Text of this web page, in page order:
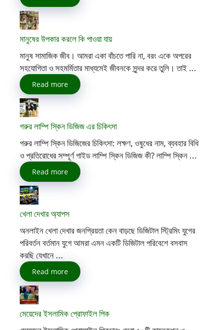
মানুষের উপকার করলে কি পাওয়া যায়
মানুষ সামাজিক জীব। আমরা একা বাঁচতে পারি না, বরং একে অপরের
সহযোগিতা ও সহমর্মিতার মাধ্যমেই জীবনকে সুন্দর করে তুলি। তাই ...
Read more
গরুর লাম্পি স্কিন ডিজিজ এর চিকিৎসা
গরুর লাম্পি স্কিন ডিজিজের চিকিৎসা: লক্ষণ, ওষুধের নাম, ব্যবহার বিধি
ও প্রতিরোধের সম্পূর্ণ গাইড লাম্পি স্কিন ডিজিজ কী? লাম্পি স্কিন ...
Read more
খেলা দেখার অ্যাপস
অনলাইন খেলা দেখার জনপ্রিয়তা কেন বাড়ছে ডিজিটাল স্ট্রিমিং যুগের
পরিবর্তন বর্তমান যুগে আমরা এমন একটি ডিজিটাল পরিবেশে বসবাস
করছি যেখানে ...
Read more
মেয়েদের ইসলামিক প্রোফাইল পিক